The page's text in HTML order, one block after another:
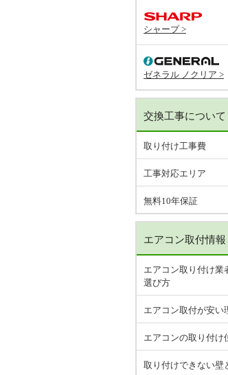
シャープ >
ゼネラル ノクリア >
交換工事について
取り付け工事費
工事対応エリア
無料10年保証
エアコン取付情報
エアコン取り付け業
選び方
エアコン取付が安い
エアコンの取り付け
取り付けできない壁